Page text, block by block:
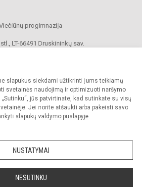
slapukus siekdami užtikrinti jums teikiamų
svetainės naudojimą ir optimizuoti naršymo
jūs patvirtinate, kad sutinkate su visų
Jei norite atšaukti arba pakeisti savo
slapukų valdymo puslapyje.
NUSTATYMAI
NESUTINKU
progimnazija
LT-66491 Druskininkų sav.
190108418
progimnazijos sutikimo griežtai draudžiama.
paraiška Slapukų valdymas